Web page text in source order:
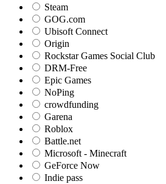
Steam
GOG.com
Ubisoft Connect
Origin
Rockstar Games Social Club
DRM-Free
Epic Games
NoPing
crowdfunding
Garena
Roblox
Battle.net
Microsoft - Minecraft
GeForce Now
Indie pass